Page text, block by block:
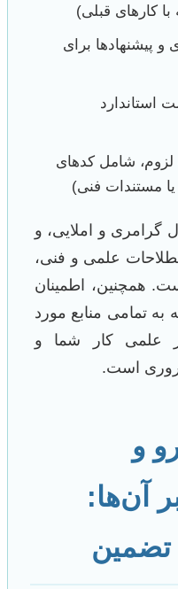
کارهای قبلی)
پیشنهادها برای
استاندارد
شامل کدهای
یا مستندات فنی)
و املایی، و
علمی و فنی،
همچنین، اطمینان
به تمامی منابع مورد
علمی کار شما و
است.
و
آن‌ها: